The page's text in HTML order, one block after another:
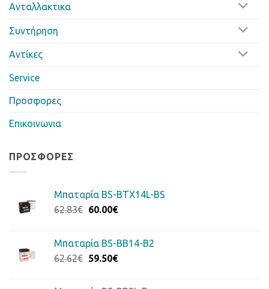
Ανταλλακτικα
Συντήρηση
Αντίκες
Service
Προσφορες
Επικοινωνια
ΠΡΟΣΦΟΡΈΣ
Μπαταρία BS-BTX14L-BS
62.83€ Original
62.83€.
60.00€Η
είναι:
60.00€.
Μπαταρία BS-BB14-B2
62.62€ Original
59.50€Η